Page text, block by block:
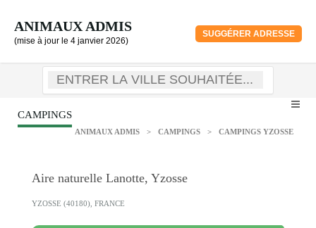
ANIMAUX ADMIS
(mise à jour le 4 janvier 2026)
SUGGÉRER ADRESSE
CAMPINGS
ANIMAUX ADMIS > CAMPINGS > CAMPINGS YZOSSE
Aire naturelle Lanotte, Yzosse
YZOSSE (40180), FRANCE